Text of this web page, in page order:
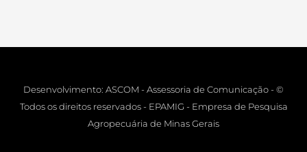
Desenvolvimento: ASCOM - Assessoria de Comunicação - ©
Todos os direitos reservados - EPAMIG - Empresa de Pesquisa
Agropecuária de Minas Gerais